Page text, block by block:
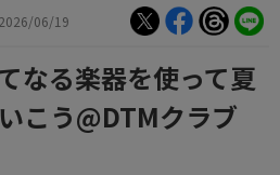
2026/06/19
なる楽器を使って夏
こう@DTMクラブ